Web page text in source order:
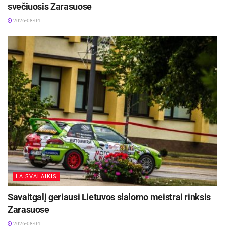
svečiuosis Zarasuose
2026-08-04
LAISVALAIKIS
Savaitgalį geriausi Lietuvos slalomo meistrai rinksis
Zarasuose
2026-08-04